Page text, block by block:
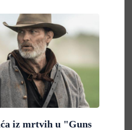
iz mrtvih u "Guns